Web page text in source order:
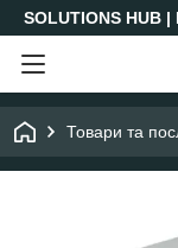
SOLUTIONS HUB
Товари та